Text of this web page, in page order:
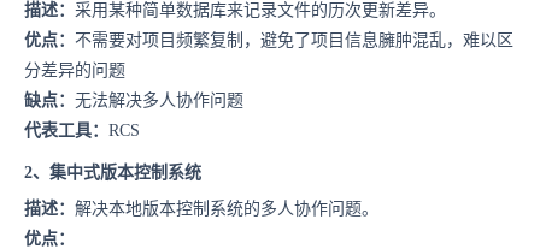
描述： 采用某种简单数据库来记录文件的历次更新差异。
优点： 不需要对项目频繁复制，避免了项目信息臃肿混乱，难以区
分差异的问题
缺点： 无法解决多人协作问题
代表工具： RCS
2、集中式版本控制系统
描述： 解决本地版本控制系统的多人协作问题。
优点：